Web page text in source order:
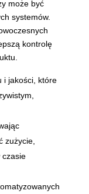
może być
systemów.
kontrolę
i jakości, które
zużycie,
czasie